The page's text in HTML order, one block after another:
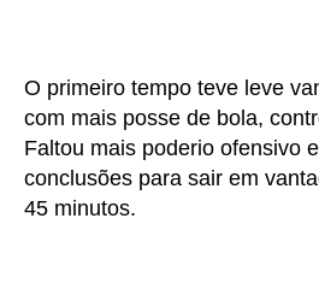
O primeiro tempo teve leve
com mais posse de bola,
Faltou mais poderio ofensivo
conclusões para sair em
45 minutos.